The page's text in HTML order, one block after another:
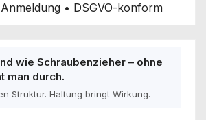
• DSGVO-konform
wie Schraubenzieher – ohne
man durch.
Struktur. Haltung bringt Wirkung.